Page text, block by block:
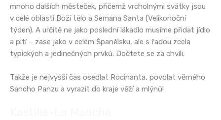
mnoho dalších městeček, přičemž vrcholnými svátky jsou
v celé oblasti Boží tělo a Semana Santa (Velikonoční
týden). A určitě ne jako poslední lákadlo musíme přidat jídlo
a pití – zase jako v celém Španělsku, ale s řadou zcela
typických a jedinečných prvků. Dočtete se za chvíli.
Takže je nejvyšší čas osedlat Rocinanta, povolat věrného
Sancho Panzu a vyrazit do kraje věží a mlýnů!